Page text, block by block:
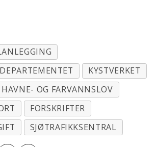
KYSTVERKET
HAVNE- OG FARVANNSLOV
FORSKRIFTER
SJØTRAFIKKSENTRAL